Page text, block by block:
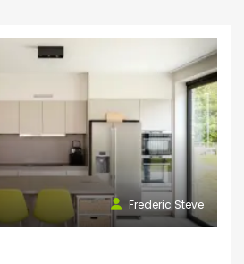
Frederic Steve